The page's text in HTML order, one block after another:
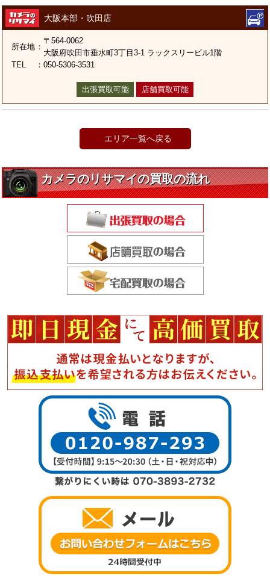
大阪本部・吹田店
所在地 ：
〒564-0062
大阪府吹田市垂水町3丁目3-1 ラックスリービル1階
TEL
： 050-5306-3531
出張買取可能 店舗買取可能
エリア一覧へ戻る